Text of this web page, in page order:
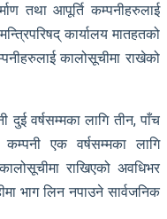
तथा आपूर्ति कम्पनीहरुलाई
कार्यालय मातहतको
कालोसूचीमा राखेको
दुई वर्षसम्मका लागि तीन, पाँच
एक वर्षसम्मका लागि
राखिएको अवधिभर
भाग लिन नपाउने सार्वजनिक